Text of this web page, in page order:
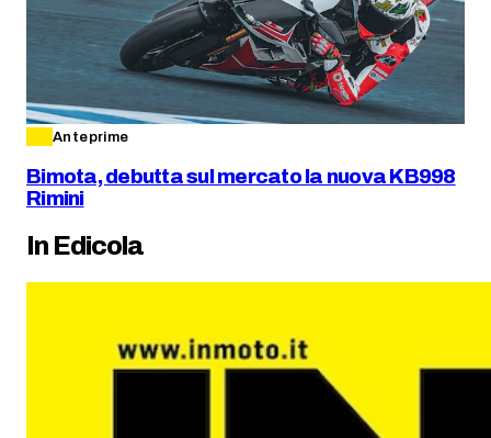
Anteprime
Bimota, debutta sul mercato la nuova KB998
Rimini
In Edicola